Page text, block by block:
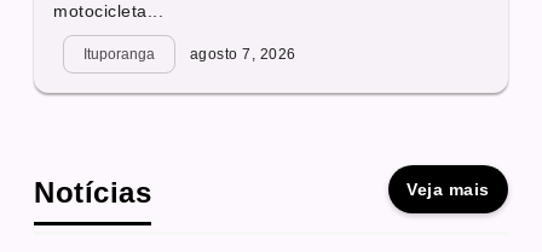
motocicleta...
Ituporanga agosto 7, 2026
Notícias Veja mais